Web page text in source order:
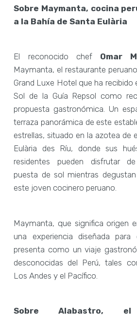
Sobre Maymanta, cocina
a la Bahía de Santa Eulària
El reconocido chefOmar
Maymanta, el restaurante
Grand Luxe Hotel que ha recibido
Sol de la Guía Repsol como
propuesta gastronómica. Un
terraza panorámica de este
estrellas, situado en la azotea de
Eulària des Ríu, donde sus
residentes pueden disfrutar
puesta de sol mientras
este joven cocinero peruano.
Maymanta, que significa origen
una experiencia diseñada
presenta como un viaje
desconocidas del Perú, tales
Los Andes y el Pacífico.
Sobre Alabastro, el